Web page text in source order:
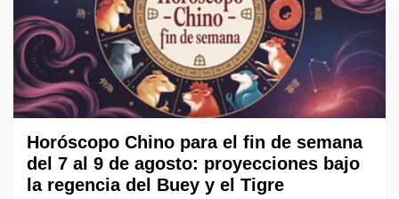
Horóscopo Chino para el fin de semana
del 7 al 9 de agosto: proyecciones bajo
la regencia del Buey y el Tigre